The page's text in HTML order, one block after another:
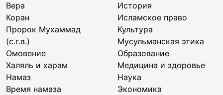
Вера
Коран
Пророк Мухаммад
(с.г.в.)
Омовение
Халяль и харам
Намаз
Время намаза
История
Исламское право
Культура
Мусульманская этика
Образование
Медицина и здоровье
Наука
Экономика